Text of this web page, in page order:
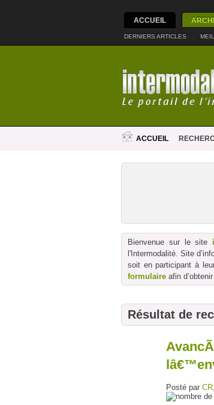
ACCUEIL
DERNIERS ARTICLES |
ACCUEIL
Bienvenue sur le site
l'Intermodalité. Site
soit en participant à
formulaire afin
Résultat de
Posté par CR